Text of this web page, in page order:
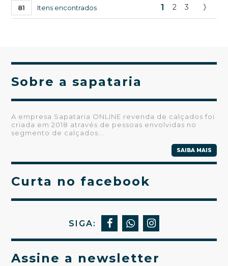
81 Itens encontrados 1 2 3
Sobre a sapataria
A empresa Sapataria ONLINE revenda de calçados foi
criada em 2018 através de pessoas envolvidas no
segmento de calçados...
SAIBA MAIS
Curta no facebook
SIGA:
Assine a newsletter